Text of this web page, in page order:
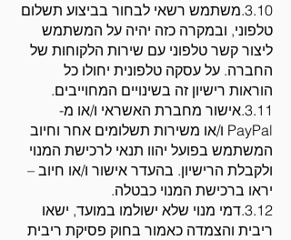
3.10.משתמש רשאי לבחור בביצוע תשלום
טלפוני, ובמקרה כזה יהיה על המשתמש
ליצור קשר טלפוני עם שירות הלקוחות של
החברה. על עסקה טלפונית יחולו כל
הוראות רישיון זה בשינויים המחוייבים.
3.11.אישור מחברת האשראי ו/או מ-
PayPal ו/או משירות תשלומים אחר וחיוב
המשתמש בפועל יהוו תנאי לרכישת המנוי
ולקבלת הרישיון. בהעדר אישור ו/או חיוב –
יראו ברכישת המנוי כבטלה.
3.12.דמי מנוי שלא ישולמו במועד, ישאו
ריבית והצמדה כאמור בחוק פסיקת ריבית